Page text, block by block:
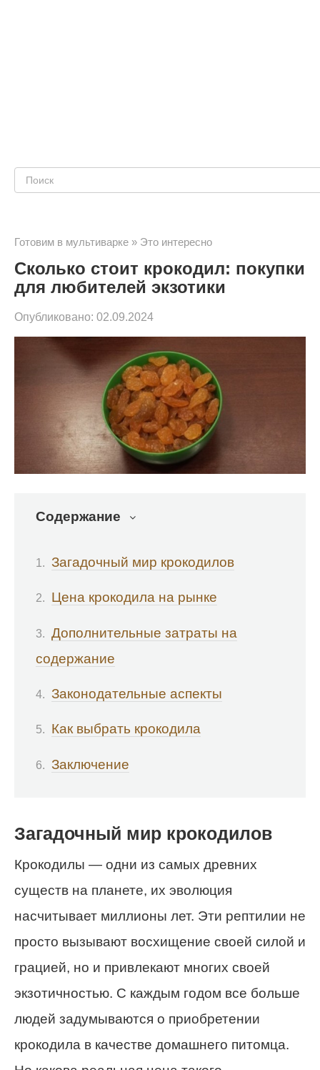
Поиск:
Готовим в мультиварке » Это интересно
Сколько стоит крокодил: покупки
для любителей экзотики
Опубликовано: 02.09.2024
Содержание
Загадочный мир крокодилов
Цена крокодила на рынке
Дополнительные затраты на
содержание
Законодательные аспекты
Как выбрать крокодила
Заключение
Загадочный мир крокодилов
Крокодилы — одни из самых древних
существ на планете, их эволюция
насчитывает миллионы лет. Эти рептилии не
просто вызывают восхищение своей силой и
грацией, но и привлекают многих своей
экзотичностью. С каждым годом все больше
людей задумываются о приобретении
крокодила в качестве домашнего питомца.